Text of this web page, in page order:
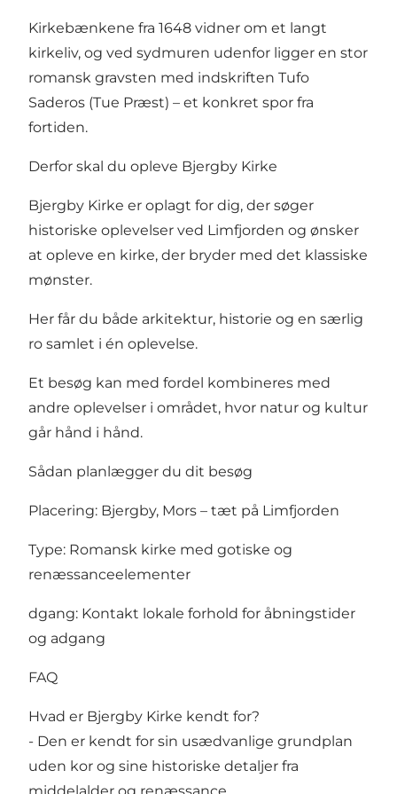
Kirkebænkene fra 1648 vidner om et langt
kirkeliv, og ved sydmuren udenfor ligger en stor
romansk gravsten med indskriften Tufo
Saderos (Tue Præst) – et konkret spor fra
fortiden.
Derfor skal du opleve Bjergby Kirke
Bjergby Kirke er oplagt for dig, der søger
historiske oplevelser ved Limfjorden og ønsker
at opleve en kirke, der bryder med det klassiske
mønster.
Her får du både arkitektur, historie og en særlig
ro samlet i én oplevelse.
Et besøg kan med fordel kombineres med
andre oplevelser i området, hvor natur og kultur
går hånd i hånd.
Sådan planlægger du dit besøg
Placering: Bjergby, Mors – tæt på Limfjorden
Type: Romansk kirke med gotiske og
renæssanceelementer
dgang: Kontakt lokale forhold for åbningstider
og adgang
FAQ
Hvad er Bjergby Kirke kendt for?
- Den er kendt for sin usædvanlige grundplan
uden kor og sine historiske detaljer fra
middelalder og renæssance.